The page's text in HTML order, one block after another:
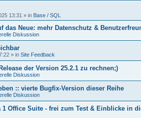
13:31 » in Base / SQL
das Neue: mehr Datenschutz &
Diskussion
» in Site Feedback
der Version 25.2.1 zu rechnen;)
Diskussion
:: vierte Bugfix-Version dieser Reihe
Diskussion
1 Office Suite - frei zum Test & Einblicke in